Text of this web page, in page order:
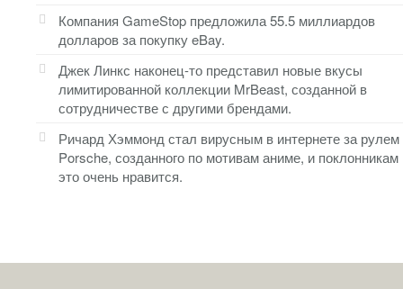
Компания GameStop предложила 55.5 миллиардов
долларов за покупку eBay.
Джек Линкс наконец-то представил новые вкусы
лимитированной коллекции MrBeast, созданной в
сотрудничестве с другими брендами.
Ричард Хэммонд стал вирусным в интернете за рулем
Porsche, созданного по мотивам аниме, и поклонникам
это очень нравится.